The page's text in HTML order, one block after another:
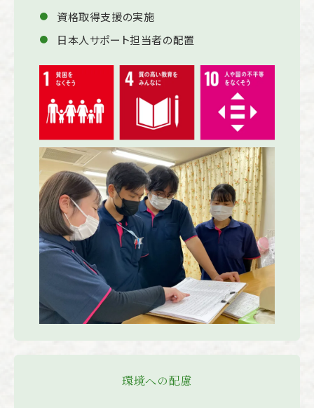
資格取得支援の実施
日本人サポート担当者の配置
環境への配慮